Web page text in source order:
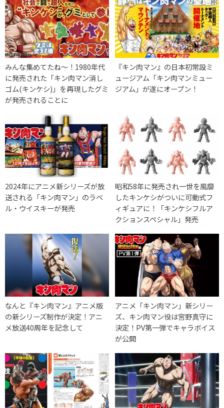
みんな集めてたね〜！1980年代
に発売された「キン肉マン消し
ゴム(キンケシ)」を再現したグミ
が発売されることに
『キン肉マン』の日本初常設ミ
ュージアム「キン肉マンミュー
ジアム」が遂にオープン！
2024年にアニメ新シリーズが放
送される「キン肉マン」のラベ
ル・ウイスキーが発売
昭和58年に発売され一世を風靡
したキンケシがついに可動式フ
ィギュアに！「キンケシフルア
クションスペシャル」発売
なんと『キン肉マン』アニメ版
の新シリーズ制作が決定！アニ
メ放送40周年を記念して
アニメ「キン肉マン」新シリー
ズ、キン肉マン役は宮野真守に
決定！PV第一弾でキャラボイス
が公開